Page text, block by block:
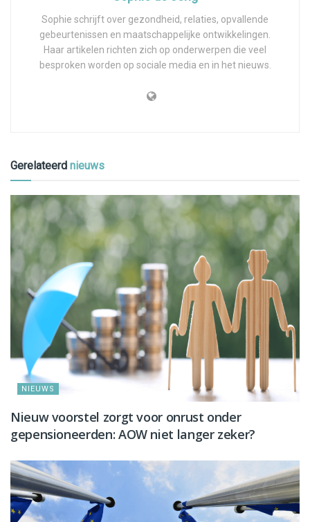
Sophie schrijft over gezondheid, relaties, opvallende
gebeurtenissen en maatschappelijke ontwikkelingen.
Haar artikelen richten zich op onderwerpen die veel
besproken worden op sociale media en in het nieuws.
Gerelateerd nieuws
NIEUWS
Nieuw voorstel zorgt voor onrust onder
gepensioneerden: AOW niet langer zeker?